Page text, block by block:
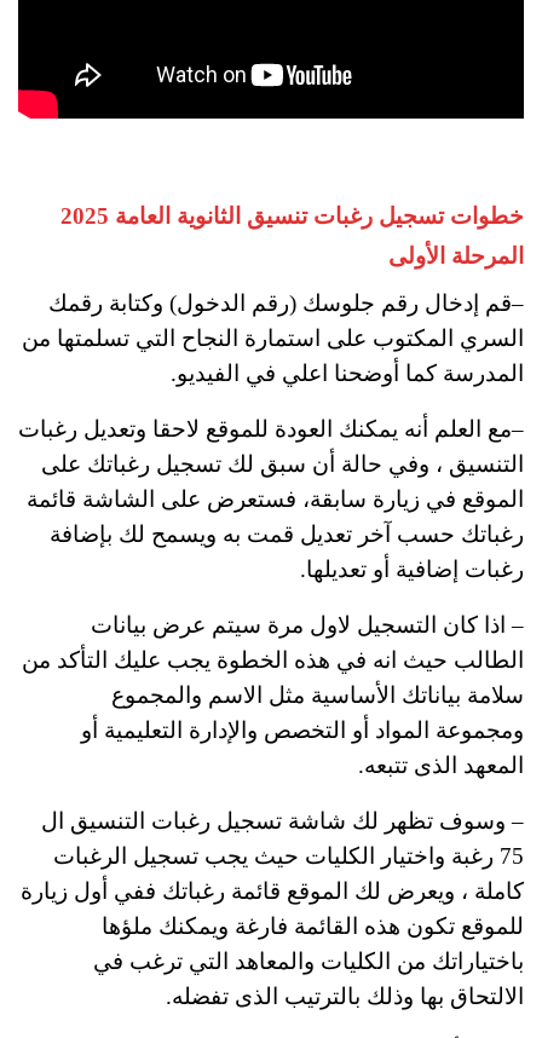
خطوات تسجيل رغبات تنسيق الثانوية العامة 2025
المرحلة الأولى
–قم إدخال رقم جلوسك (رقم الدخول) وكتابة رقمك
السري المكتوب على استمارة النجاح التي تسلمتها من
المدرسة كما أوضحنا اعلي في الفيديو.
–مع العلم أنه يمكنك العودة للموقع لاحقا وتعديل رغبات
التنسيق ، وفي حالة أن سبق لك تسجيل رغباتك على
الموقع في زيارة سابقة، فستعرض على الشاشة قائمة
رغباتك حسب آخر تعديل قمت به ويسمح لك بإضافة
رغبات إضافية أو تعديلها.
– اذا كان التسجيل لاول مرة سيتم عرض بيانات
الطالب حيث انه في هذه الخطوة يجب عليك التأكد من
سلامة بياناتك الأساسية مثل الاسم والمجموع
ومجموعة المواد أو التخصص والإدارة التعليمية أو
المعهد الذى تتبعه.
– وسوف تظهر لك شاشة تسجيل رغبات التنسيق ال
75 رغبة واختيار الكليات حيث يجب تسجيل الرغبات
كاملة ، ويعرض لك الموقع قائمة رغباتك ففي أول زيارة
للموقع تكون هذه القائمة فارغة ويمكنك ملؤها
باختياراتك من الكليات والمعاهد التي ترغب في
الالتحاق بها وذلك بالترتيب الذى تفضله.